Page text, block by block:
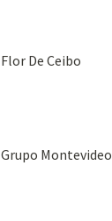
Flor De Ceibo
Grupo Montevideo